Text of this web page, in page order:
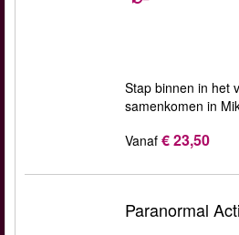
Stap binnen in het
samenkomen in
Vanaf € 23,50
Paranormal